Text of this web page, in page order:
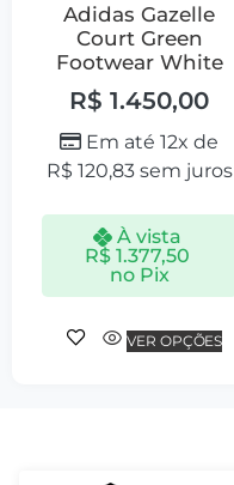
Adidas Gazelle
Court Green
Footwear White
R$ 1.450,00
Em até 12x de
R$ 120,83sem juros
À vista
R$1.377,50
no Pix
VER OPÇÕES